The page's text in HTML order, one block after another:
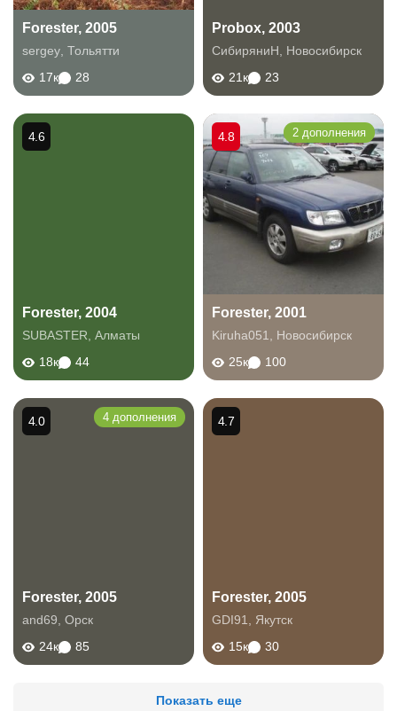
Forester, 2005
sergey Тольятти
17к
28
Probox, 2003
СибиряниН
Новосибирск
21к
23
Forester, 2004
SUBASTER Алматы
18к
44
4.6
Forester, 2001
Kiruha051
Новосибирск
25к
100
4.8 2 дополнения
Forester, 2005
and69 Орск
24к
85
4.0 4 дополнения
Forester, 2005
GDI91
Якутск
15к
30
4.7
Показать еще